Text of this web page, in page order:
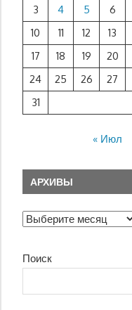
3
4 5 6
10
11 12 13
17
18 19 20
24
25 26 27
31
« Июл
АРХИВЫ
Архивы
Поиск